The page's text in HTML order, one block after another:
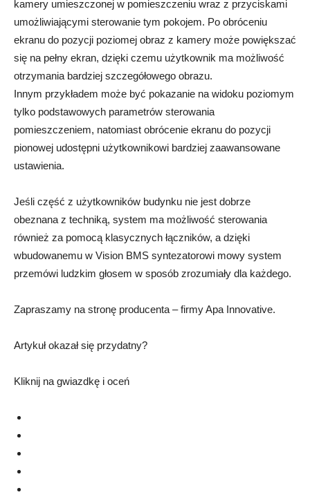
kamery umieszczonej w pomieszczeniu wraz z przyciskami
umożliwiającymi sterowanie tym pokojem. Po obróceniu
ekranu do pozycji poziomej obraz z kamery może powiększać
się na pełny ekran, dzięki czemu użytkownik ma możliwość
otrzymania bardziej szczegółowego obrazu.
Innym przykładem może być pokazanie na widoku poziomym
tylko podstawowych parametrów sterowania
pomieszczeniem, natomiast obrócenie ekranu do pozycji
pionowej udostępni użytkownikowi bardziej zaawansowane
ustawienia.
Jeśli część z użytkowników budynku nie jest dobrze
obeznana z techniką, system ma możliwość sterowania
również za pomocą klasycznych łączników, a dzięki
wbudowanemu w Vision BMS syntezatorowi mowy system
przemówi ludzkim głosem w sposób zrozumiały dla każdego.
Zapraszamy na stronę producenta – firmy Apa Innovative.
Artykuł okazał się przydatny?
Kliknij na gwiazdkę i oceń